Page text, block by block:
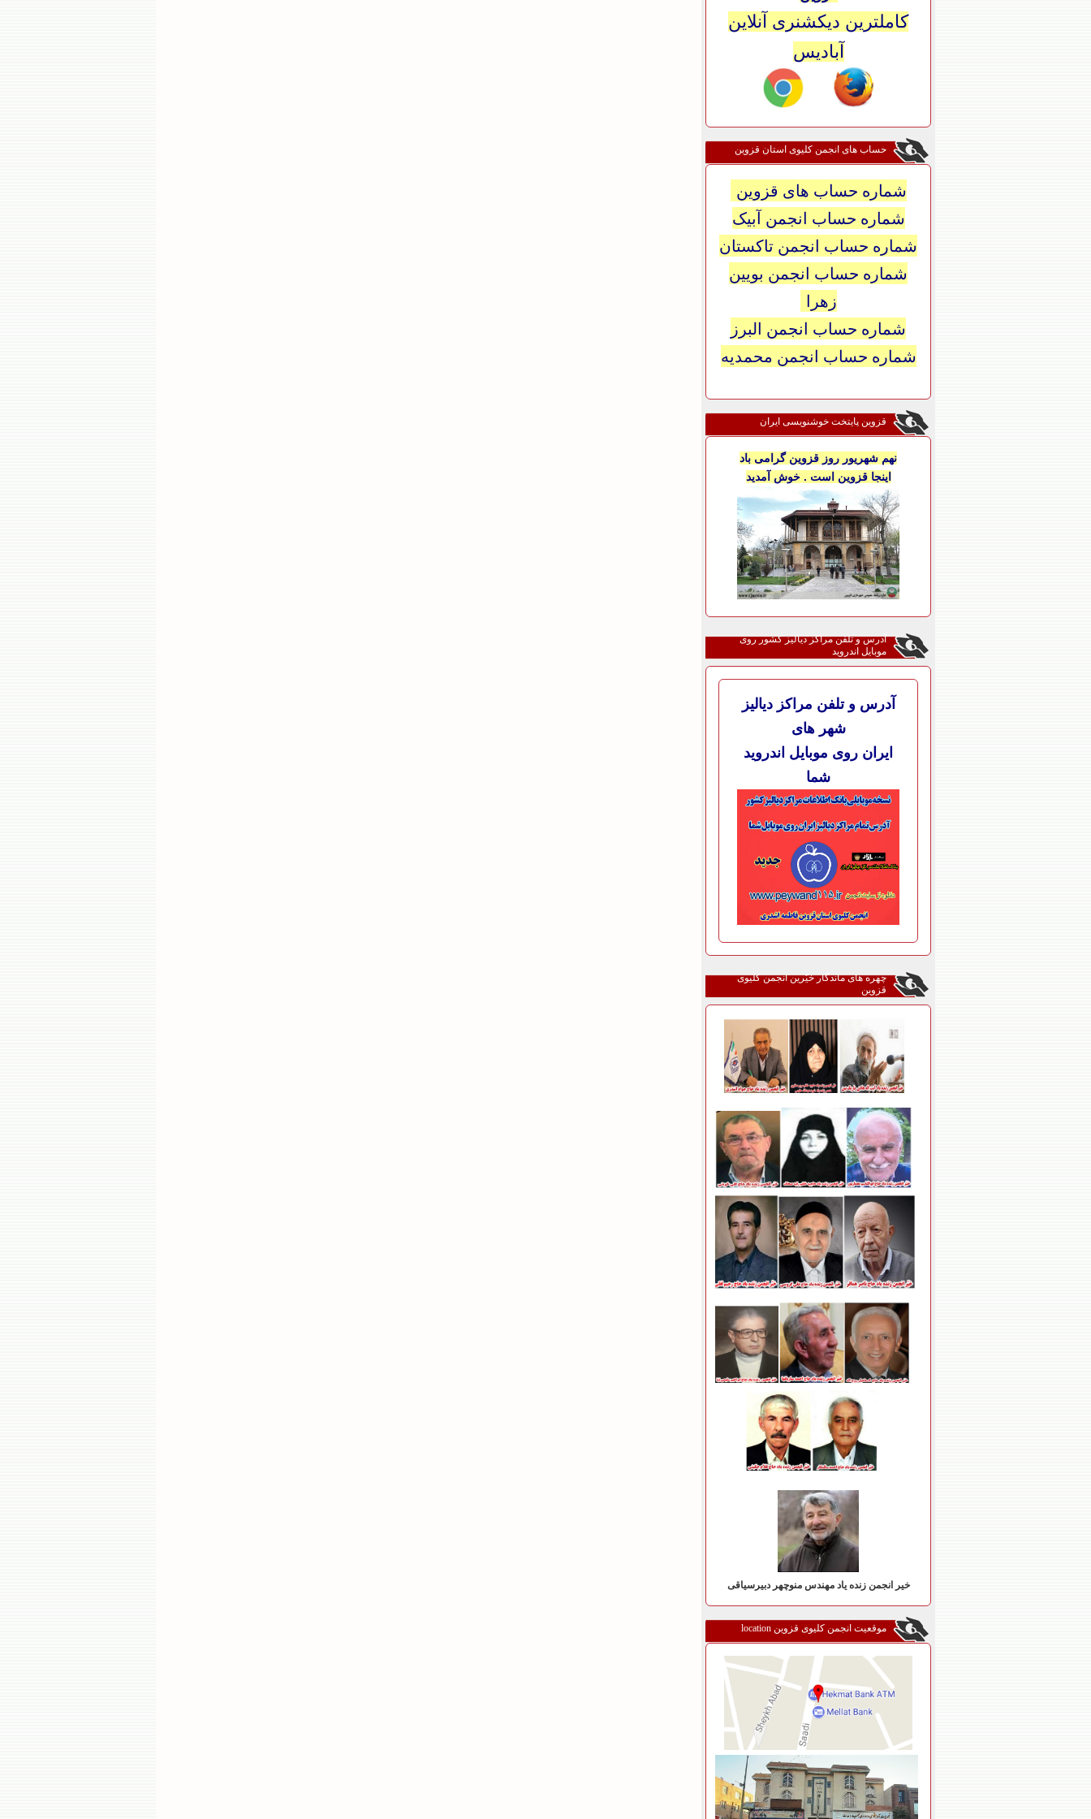
کاملترین دیکشنری آنلاین
آبادیس
حساب های انجمن کلیوی استان قزوین
شماره حساب های قزوین
شماره حساب انجمن آبیک
شماره حساب انجمن تاکستان
شماره حساب انجمن بویین
زهرا
شماره حساب انجمن البرز
شماره حساب انجمن محمدیه
قزوین پایتخت خوشنویسی ایران
نهم شهریور روز قزوین گرامی باد
اینجا قزوین است . خوش آمدید
آدرس و تلفن مراکز دیالیز کشور روی
موبایل اندروید
آدرس و تلفن مراکز دیالیز
شهر های
ایران روی موبایل اندروید
شما
چهره های ماندگار خیّرین انجمن کلیوی
قزوین
خیر انجمن زنده یاد مهندس منوچهر دبیرسیاقی
موقعیت انجمن کلیوی قزوین location